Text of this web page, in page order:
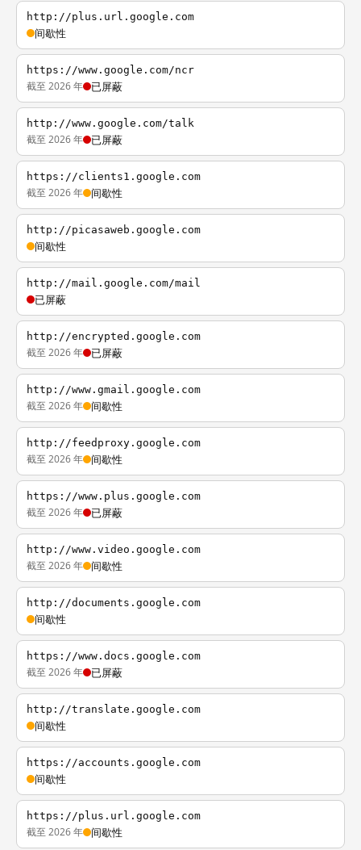
http://plus.url.google.com
间歇性
https://www.google.com/ncr
截至 2026 年 已屏蔽
http://www.google.com/talk
截至 2026 年 已屏蔽
https://clients1.google.com
截至 2026 年 间歇性
http://picasaweb.google.com
间歇性
http://mail.google.com/mail
已屏蔽
http://encrypted.google.com
截至 2026 年 已屏蔽
http://www.gmail.google.com
截至 2026 年 间歇性
http://feedproxy.google.com
截至 2026 年 间歇性
https://www.plus.google.com
截至 2026 年 已屏蔽
http://www.video.google.com
截至 2026 年 间歇性
http://documents.google.com
间歇性
https://www.docs.google.com
截至 2026 年 已屏蔽
http://translate.google.com
间歇性
https://accounts.google.com
间歇性
https://plus.url.google.com
截至 2026 年 间歇性